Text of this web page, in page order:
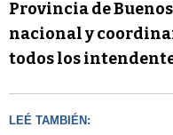
Provincia de
nacional y
todos los
LEÉ TAMBIÉN: